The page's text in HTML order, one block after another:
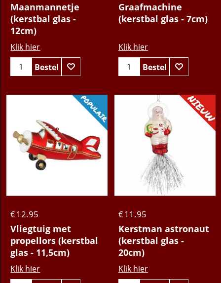
Maanmannetje
(kerstbal glas -
12cm)
Klik hier
Bestel
Graafmachine
(kerstbal glas - 7cm)
Klik hier
Bestel
€12.95
Vliegtuig met
propellors (kerstbal
glas - 11,5cm)
Klik hier
€11.95
Kerstman astronaut
(kerstbal glas -
20cm)
Klik hier